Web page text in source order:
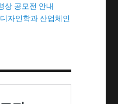
상 공모전 안내
자인학과 산업체인